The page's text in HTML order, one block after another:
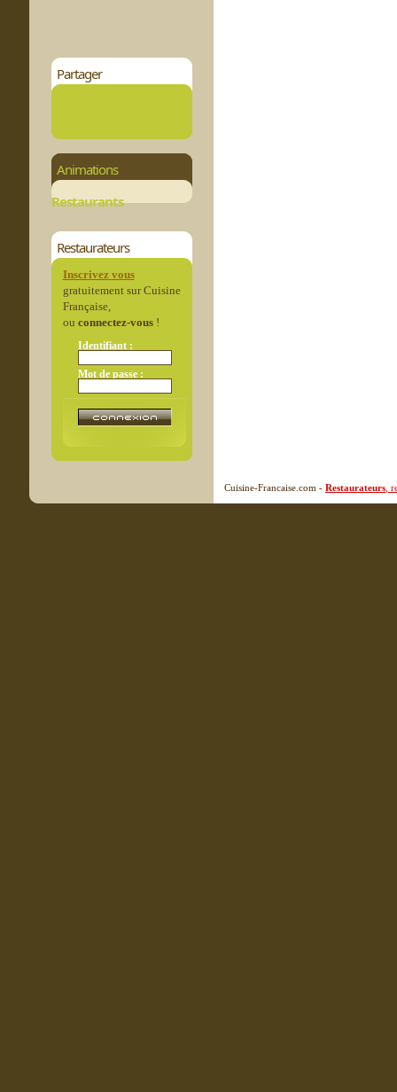
Partager
Animations
Restaurants
Restaurateurs
Inscrivez vous
gratuitement sur Cuisine
Française,
ou connectez-vous!
Identifiant :
Mot de passe :
Cuisine-Francaise.com - Restaurateurs ,